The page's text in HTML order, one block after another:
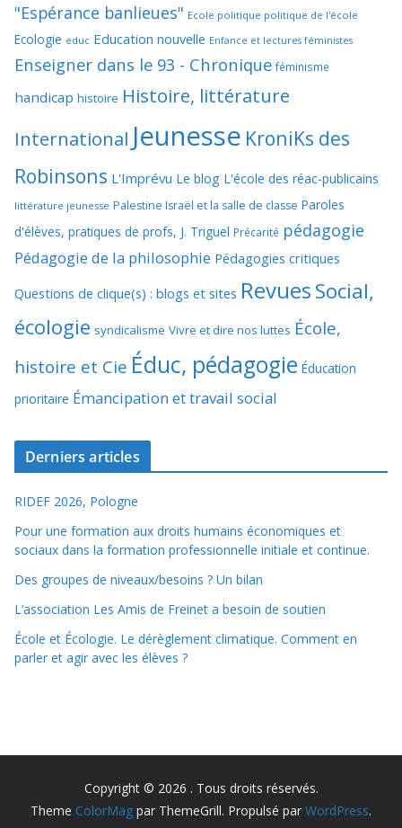
"Espérance banlieues" Ecole politique politique de l'école
Ecologie educ Education nouvelle Enfance et lectures féministes
Enseigner dans le 93 - Chronique féminisme
handicap histoire Histoire, littérature
International Jeunesse KroniKs des
Robinsons L'Imprévu Le blog L'école des réac-publicains
littérature jeunesse Palestine Israël et la salle de classe Paroles
d'élèves, pratiques de profs, J. Triguel Précarité pédagogie
Pédagogie de la philosophie Pédagogies critiques
Questions de clique(s) : blogs et sites RevuesSocial,
écologie syndicalisme Vivre et dire nos luttes École,
histoire et Cie Éduc, pédagogie Éducation
prioritaire Émancipation et travail social
Derniers articles
RIDEF 2026, Pologne
Pour une formation aux droits humains économiques et
sociaux dans la formation professionnelle initiale et continue.
Des groupes de niveaux/besoins ? Un bilan
L’association Les Amis de Freinet a besoin de soutien
École et Écologie. Le dérèglement climatique. Comment en
parler et agir avec les élèves ?
Copyright © 2026 . Tous droits réservés.
Theme ColorMag par ThemeGrill. Propulsé par WordPress.